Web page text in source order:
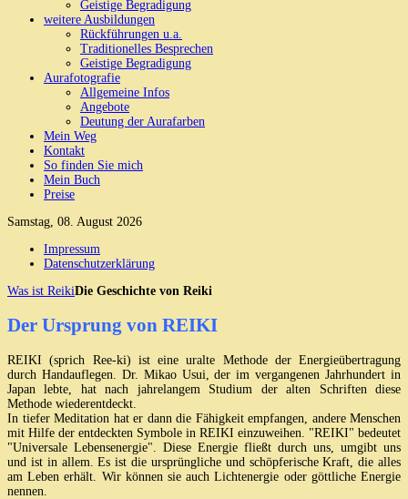
Geistige Begradigung
weitere Ausbildungen
Rückführungen u.a.
Traditionelles Besprechen
Geistige Begradigung
Aurafotografie
Allgemeine Infos
Angebote
Deutung der Aurafarben
Mein Weg
Kontakt
So finden Sie mich
Mein Buch
Preise
Samstag, 08. August 2026
Impressum
Datenschutzerklärung
Was ist ReikiDie Geschichte von Reiki
Der Ursprung von REIKI
REIKI (sprich Ree-ki) ist eine uralte Methode der Energieübertragung
durch Handauflegen. Dr. Mikao Usui, der im vergangenen Jahrhundert in
Japan lebte, hat nach jahrelangem Studium der alten Schriften diese
Methode wiederentdeckt.
In tiefer Meditation hat er dann die Fähigkeit empfangen, andere Menschen
mit Hilfe der entdeckten Symbole in REIKI einzuweihen. "REIKI" bedeutet
"Universale Lebensenergie". Diese Energie fließt durch uns, umgibt uns
und ist in allem. Es ist die ursprüngliche und schöpferische Kraft, die alles
am Leben erhält. Wir können sie auch Lichtenergie oder göttliche Energie
nennen.